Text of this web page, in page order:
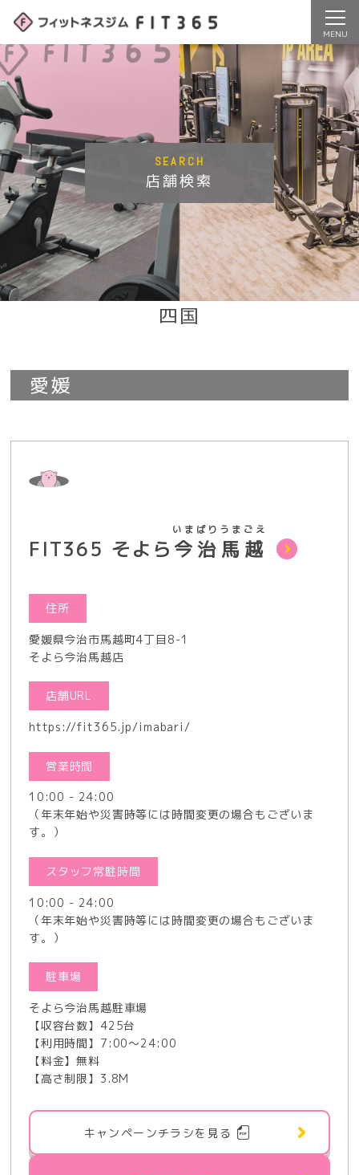
SEARCH
店舗検索
四国
愛媛
FIT365 そよら今治馬越
いまばりうまごえ
住所
愛媛県今治市馬越町4丁目8-1
そよら今治馬越店
店舗URL
https://fit365.jp/imabari/
営業時間
10:00 - 24:00
（年末年始や災害時等には時間変更の場合もございま
す。）
スタッフ常駐時間
10:00 - 24:00
（年末年始や災害時等には時間変更の場合もございま
す。）
駐車場
そよら今治馬越駐車場
【収容台数】425台
【利用時間】7:00～24:00
【料金】無料
【高さ制限】3.8M
キャンペーンチラシを見る